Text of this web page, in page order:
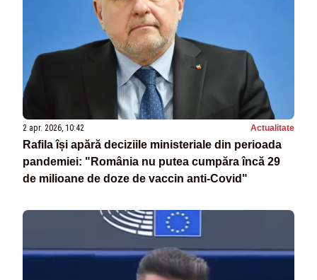
2 apr. 2026, 10:42 Actualitate
Rafila își apără deciziile ministeriale din perioada
pandemiei: "România nu putea cumpăra încă 29
de milioane de doze de vaccin anti-Covid"